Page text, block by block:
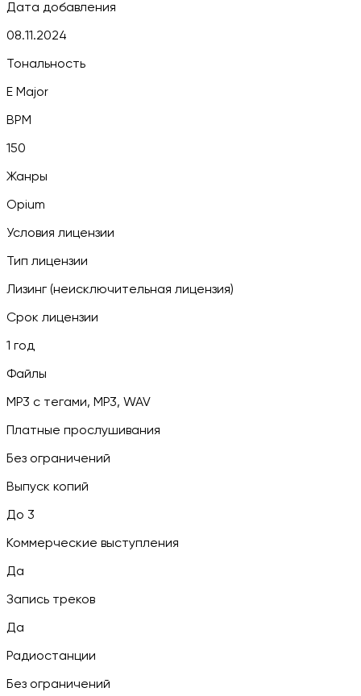
Дата добавления
08.11.2024
Тональность
E Major
BPM
150
Жанры
Opium
Условия лицензии
Тип лицензии
Лизинг (неисключительная лицензия)
Срок лицензии
1 год
Файлы
MP3 c тегами, MP3, WAV
Платные прослушивания
Без ограничений
Выпуск копий
До 3
Коммерческие выступления
Да
Запись треков
Да
Радиостанции
Без ограничений